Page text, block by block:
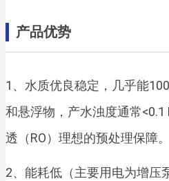
产品优势
1、水质优良稳定，几乎能
和悬浮物，产水浊度通常<0.1
透（RO）理想的预处理保障。
2、能耗低（主要用电为增压